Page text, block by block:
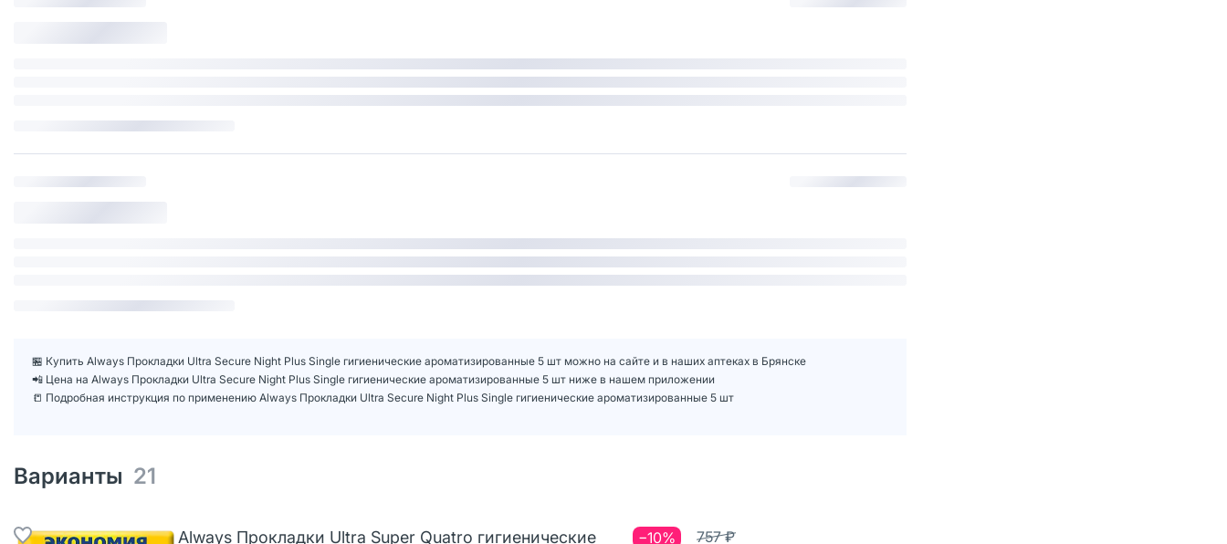
🏪 Купить Always Прокладки Ultra Secure Night Plus Single гигиенические ароматизированные 5 шт можно на сайте и в наших аптеках в Брянске
📲 Цена на Always Прокладки Ultra Secure Night Plus Single гигиенические ароматизированные 5 шт ниже в нашем приложении
📒 Подробная инструкция по применению Always Прокладки Ultra Secure Night Plus Single гигиенические ароматизированные 5 шт
Варианты 21
Always Прокладки Ultra Super Quatro гигиенические
757 ₽
−10%